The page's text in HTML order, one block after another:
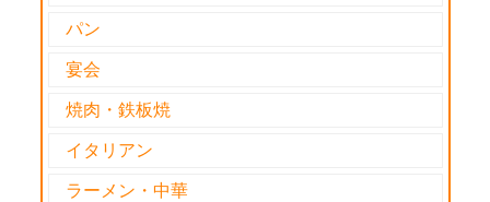
パン
宴会
焼肉・鉄板焼
イタリアン
ラーメン・中華